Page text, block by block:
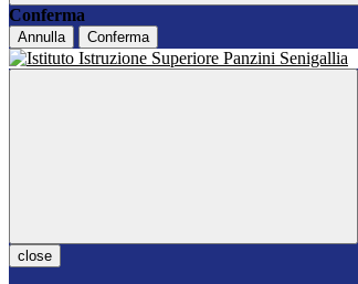
Conferma
Annulla Conferma
close